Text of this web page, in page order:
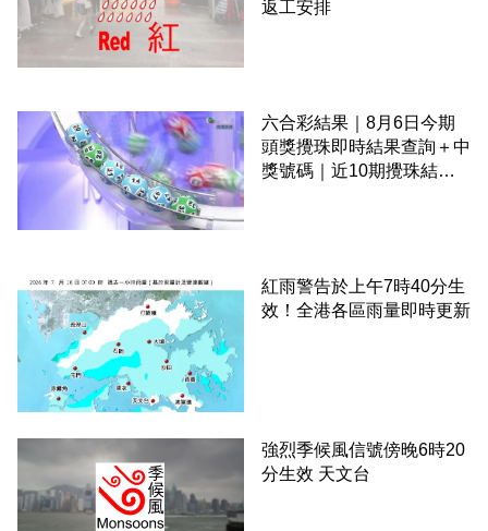
返工安排
六合彩結果｜8月6日今期
頭獎攪珠即時結果查詢＋中
獎號碼｜近10期攪珠結果
紅雨警告於上午7時40分生
效！全港各區雨量即時更新
強烈季候風信號傍晚6時20
分生效 天文台